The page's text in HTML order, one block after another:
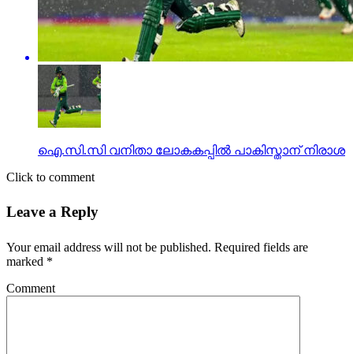
ഐ.സി.സി വനിതാ ലോകകപ്പില്‍ പാകിസ്താന് നിരാശ
Click to comment
Leave a Reply
Your email address will not be published. Required fields are
marked *
Comment